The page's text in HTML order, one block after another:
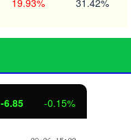
-6.85 -0.15%